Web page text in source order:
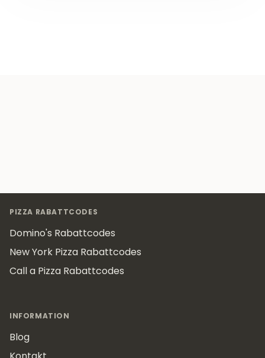
PIZZA RABATTCODES
Domino's Rabattcodes
New York Pizza Rabattcodes
Call a Pizza Rabattcodes
INFORMATION
Blog